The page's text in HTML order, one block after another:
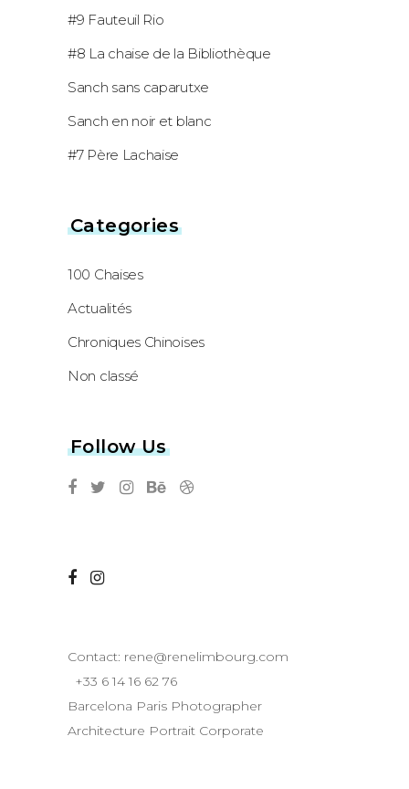
#9 Fauteuil Rio
#8 La chaise de la Bibliothèque
Sanch sans caparutxe
Sanch en noir et blanc
#7 Père Lachaise
Categories
100 Chaises
Actualités
Chroniques Chinoises
Non classé
Follow Us
Contact: rene@renelimbourg.com
+33 6 14 16 62 76
Barcelona Paris Photographer
Architecture Portrait Corporate